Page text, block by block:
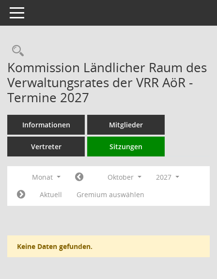
Toggle navigation
Rechercheauswahl
Kommission Ländlicher Raum des
Verwaltungsrates der VRR AöR -
Termine 2027
Informationen Mitglieder
Vertreter Sitzungen
Monat Oktober
2027
Aktuell
Gremium auswählen
Keine Daten gefunden.